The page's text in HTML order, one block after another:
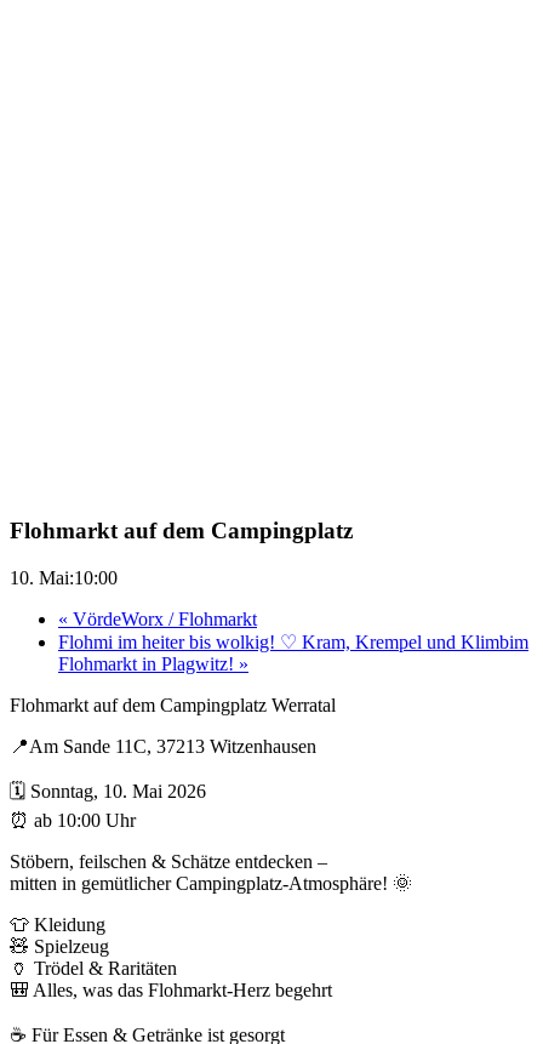
Flohmarkt auf dem Campingplatz
10. Mai:10:00
« VördeWorx / Flohmarkt
Flohmi im heiter bis wolkig! ♡ Kram, Krempel und Klimbim
Flohmarkt in Plagwitz! »
Flohmarkt auf dem Campingplatz Werratal
📍Am Sande 11C, 37213 Witzenhausen
🗓️ Sonntag, 10. Mai 2026
⏰ ab 10:00 Uhr
Stöbern, feilschen & Schätze entdecken –
mitten in gemütlicher Campingplatz-Atmosphäre! 🌞
👕 Kleidung
🧸 Spielzeug
🏺 Trödel & Raritäten
🎒 Alles, was das Flohmarkt-Herz begehrt
☕ Für Essen & Getränke ist gesorgt